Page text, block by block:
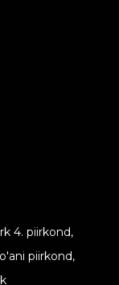
4. piirkond,
piirkond,